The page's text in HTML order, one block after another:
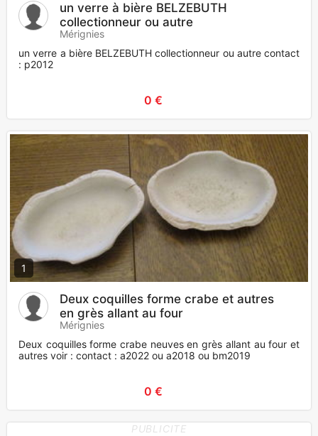
un verre à bière BELZEBUTH
collectionneur ou autre
Mérignies
un verre a bière BELZEBUTH collectionneur ou autre contact
: p2012
0 €
1
Deux coquilles forme crabe et autres
en grès allant au four
Mérignies
Deux coquilles forme crabe neuves en grès allant au four et
autres voir : contact : a2022 ou a2018 ou bm2019
0 €
PUBLICITE